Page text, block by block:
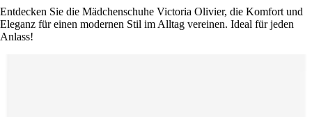
Entdecken Sie die Mädchenschuhe Victoria Olivier, die Komfort und
Eleganz für einen modernen Stil im Alltag vereinen. Ideal für jeden
Anlass!